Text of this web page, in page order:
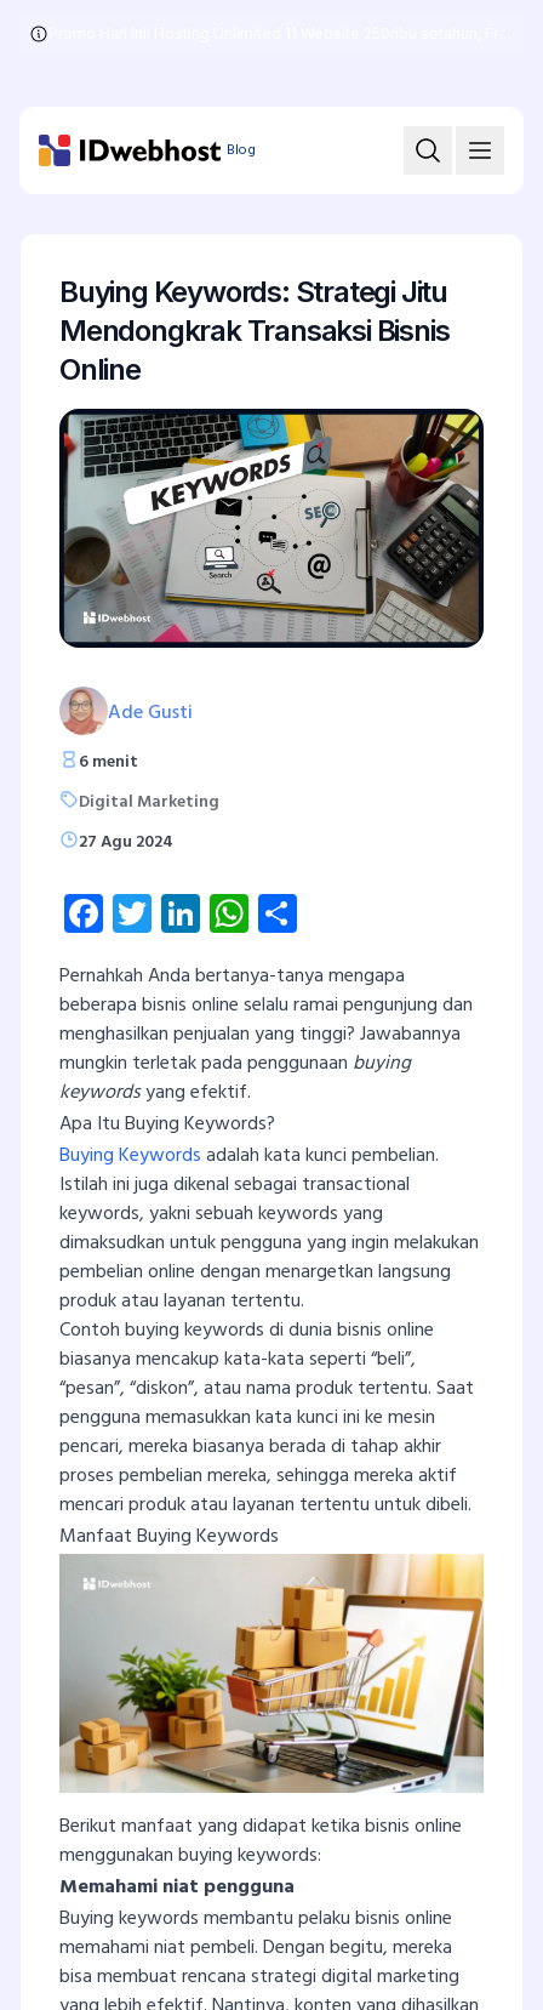
Blog
Buying Keywords: Strategi Jitu
Mendongkrak Transaksi Bisnis
Online
Ade Gusti
6 menit
Digital Marketing
27 Agu 2024
Facebook
Twitter
LinkedInWhatsApp
Pernahkah Anda bertanya-tanya mengapa
beberapa bisnis online selalu ramai pengunjung dan
menghasilkan penjualan yang tinggi? Jawabannya
mungkin terletak pada penggunaan buying
keywordsyang efektif.
Apa Itu Buying Keywords?
Buying Keywordsadalah kata kunci pembelian.
Istilah ini juga dikenal sebagai transactional
keywords, yakni sebuah keywords yang
dimaksudkan untuk pengguna yang ingin melakukan
pembelian online dengan menargetkan langsung
produk atau layanan tertentu.
Contoh buying keywords di dunia bisnis online
biasanya mencakup kata-kata seperti “beli”,
“pesan”, “diskon”, atau nama produk tertentu. Saat
pengguna memasukkan kata kunci ini ke mesin
pencari, mereka biasanya berada di tahap akhir
proses pembelian mereka, sehingga mereka aktif
mencari produk atau layanan tertentu untuk dibeli.
Manfaat Buying Keywords
Berikut manfaat yang didapat ketika bisnis online
menggunakan buying keywords:
Memahami niat pengguna
Buying keywords membantu pelaku bisnis online
memahami niat pembeli. Dengan begitu, mereka
bisa membuat rencana strategi digital marketing